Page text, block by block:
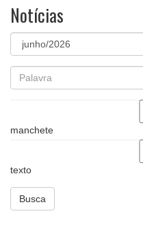
Notícias
manchete
texto
Busca